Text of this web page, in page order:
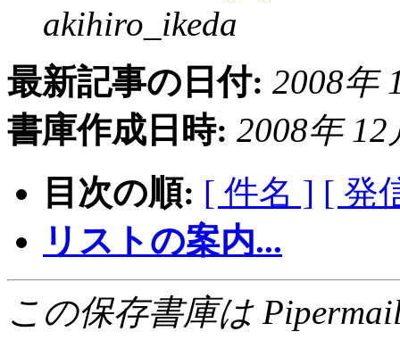
akihiro_ikeda
最新記事の日付: 2008年
書庫作成日時: 2008年 12
目次の順: [ 件名 ] [ 発
リストの案内...
この保存書庫は